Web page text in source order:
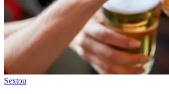
Sextou